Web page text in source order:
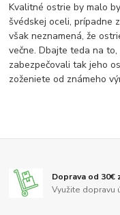
Kvalitné ostrie by malo
švédskej oceli, prípadne
však neznamená, že
večne. Dbajte teda na
zabezpečovali tak jeho
zoženiete od známeho
Doprava od 30€
Využite dopravu